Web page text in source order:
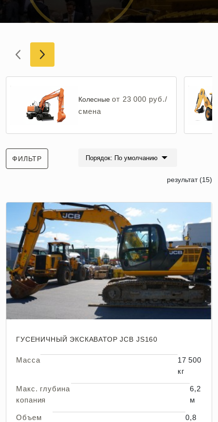
Колесные от 23 000 руб./
смена
ФИЛЬТР Порядок: По умолчанию
результат (15)
ГУСЕНИЧНЫЙ ЭКСКАВАТОР JCB JS160
Масса
17 500
кг
Макс. глубина
копания
6,2
м
Объем
0,8